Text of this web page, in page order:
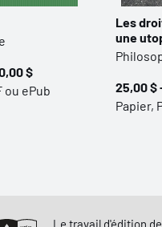
$
ou ePub
Les
une
25,00 $
Papier,
Le travail d'édition